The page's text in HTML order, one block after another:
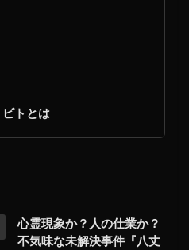
ビトとは
心霊現象か？人の仕業か？
不気味な未解決事件『八丈